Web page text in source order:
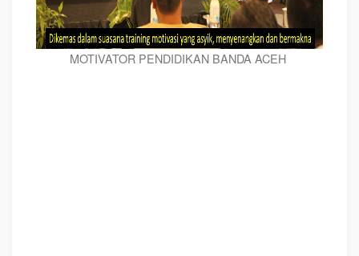
MOTIVATOR PENDIDIKAN BANDA ACEH